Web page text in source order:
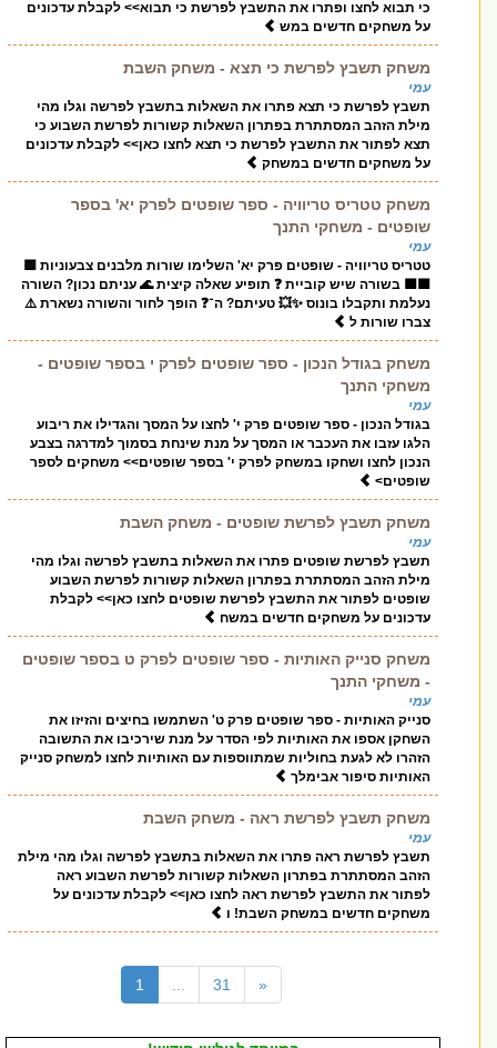
כי תבוא לחצו ופתרו את התשבץ לפרשת כי תבוא>> לקבלת עדכונים
על משחקים חדשים במש
משחק תשבץ לפרשת כי תצא - משחק השבת
תשבץ לפרשת כי תצא פתרו את השאלות בתשבץ לפרשה וגלו מהי
מילת הזהב המסתתרת בפתרון השאלות קשורות לפרשת השבוע כי
תצא לפתור את התשבץ לפרשת כי תצא לחצו כאן>> לקבלת עדכונים
על משחקים חדשים במשחק
משחק טטריס טריוויה - ספר שופטים לפרק יא' בספר
שופטים - משחקי התנך
טטריס טריוויה - שופטים פרק יא' השלימו שורות מלבנים צבעוניות 🟨
🟩🟦 בשורה שיש קוביית ❓ תופיע שאלה קיצית 🌊 עניתם נכון? השורה
נעלמת ותקבלו בונוס ✨💥 טעיתם? ה־❓ הופך לחור והשורה נשארת ⚠️
צברו שורות ל
משחק בגודל הנכון - ספר שופטים לפרק י בספר שופטים -
משחקי התנך
בגודל הנכון - ספר שופטים פרק י' לחצו על המסך והגדילו את ריבוע
הלגו עזבו את העכבר או המסך על מנת שינחת בסמוך למדרגה בצבע
הנכון לחצו ושחקו במשחק לפרק י' בספר שופטים>> משחקים לספר
שופטים>
משחק תשבץ לפרשת שופטים - משחק השבת
תשבץ לפרשת שופטים פתרו את השאלות בתשבץ לפרשה וגלו מהי
מילת הזהב המסתתרת בפתרון השאלות קשורות לפרשת השבוע
שופטים לפתור את התשבץ לפרשת שופטים לחצו כאן>> לקבלת
עדכונים על משחקים חדשים במשח
משחק סנייק האותיות - ספר שופטים לפרק ט בספר שופטים
- משחקי התנך
סנייק האותיות - ספר שופטים פרק ט' השתמשו בחיצים והזיזו את
השחקן אספו את האותיות לפי הסדר על מנת שירכיבו את התשובה
הזהרו לא לגעת בחוליות שמתווספות עם האותיות לחצו למשחק סנייק
האותיות סיפור אבימלך
משחק תשבץ לפרשת ראה - משחק השבת
תשבץ לפרשת ראה פתרו את השאלות בתשבץ לפרשה וגלו מהי מילת
הזהב המסתתרת בפתרון השאלות קשורות לפרשת השבוע ראה
לפתור את התשבץ לפרשת ראה לחצו כאן>> לקבלת עדכונים על
משחקים חדשים במשחק השבת! ו
... 31